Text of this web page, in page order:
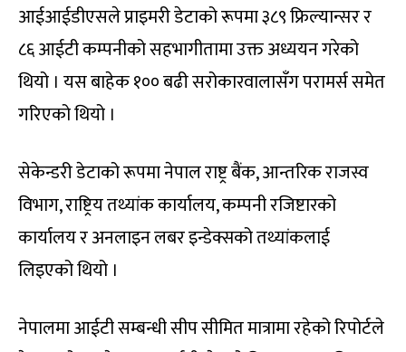
आईआईडीएसले प्राइमरी डेटाको रूपमा ३८९ फ्रिल्यान्सर र
८६ आईटी कम्पनीको सहभागीतामा उक्त अध्ययन गरेको
थियो । यस बाहेक १०० बढी सरोकारवालासँग परामर्स समेत
गरिएको थियो ।
सेकेन्डरी डेटाको रूपमा नेपाल राष्ट्र बैंक, आन्तरिक राजस्व
विभाग, राष्ट्रिय तथ्यांक कार्यालय, कम्पनी रजिष्टारको
कार्यालय र अनलाइन लबर इन्डेक्सको तथ्यांकलाई
लिइएको थियो ।
नेपालमा आईटी सम्बन्धी सीप सीमित मात्रामा रहेको रिपोर्टले